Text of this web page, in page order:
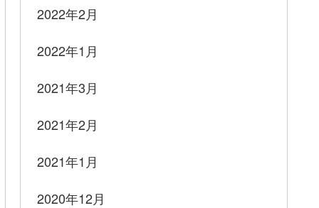
2022年2月
2022年1月
2021年3月
2021年2月
2021年1月
2020年12月